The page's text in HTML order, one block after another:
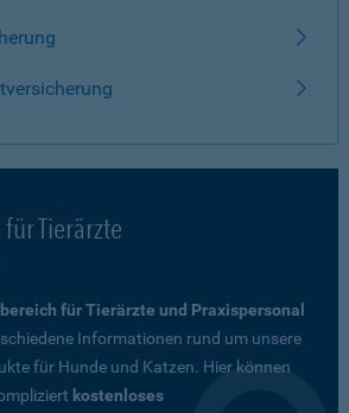
Tierärzte
für Tierärzte und Praxispersonal
Informationen rund um unsere
für Hunde und Katzen. Hier können
kostenloses